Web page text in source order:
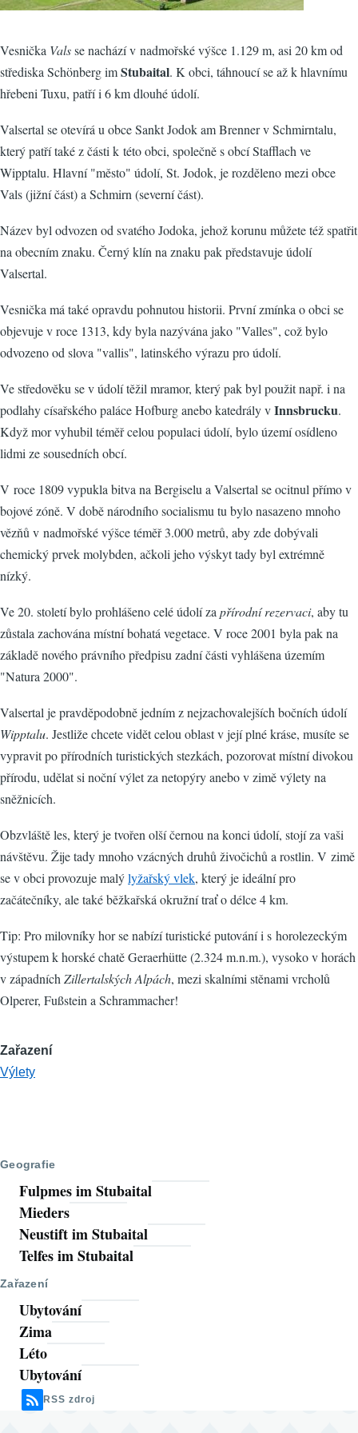
Vesnička Valsse nachází v nadmořské výšce 1.129 m, asi 20 km od
střediska Schönberg imStubaital. K obci, táhnoucí se až k hlavnímu
hřebeni Tuxu, patří i 6 km dlouhé údolí.
Valsertal se otevírá u obce Sankt Jodok am Brenner v Schmirntalu,
který patří také z části k této obci, společně s obcí Stafflach ve
Wipptalu. Hlavní "město" údolí, St. Jodok, je rozděleno mezi obce
Vals (jižní část) a Schmirn (severní část).
Název byl odvozen od svatého Jodoka, jehož korunu můžete též spatřit
na obecním znaku. Černý klín na znaku pak představuje údolí
Valsertal.
Vesnička má také opravdu pohnutou historii. První zmínka o obci se
objevuje v roce 1313, kdy byla nazývána jako "Valles", což bylo
odvozeno od slova "vallis", latinského výrazu pro údolí.
Ve středověku se v údolí těžil mramor, který pak byl použit např. i na
podlahy císařského paláce Hofburg anebo katedrály vInnsbrucku.
Když mor vyhubil téměř celou populaci údolí, bylo území osídleno
lidmi ze sousedních obcí.
V roce 1809 vypukla bitva na Bergiselu a Valsertal se ocitnul přímo v
bojové zóně. V době národního socialismu tu bylo nasazeno mnoho
vězňů v nadmořské výšce téměř 3.000 metrů, aby zde dobývali
chemický prvek molybden, ačkoli jeho výskyt tady byl extrémně
nízký.
Ve 20. století bylo prohlášeno celé údolí za přírodní rezervaci, aby tu
zůstala zachována místní bohatá vegetace. V roce 2001 byla pak na
základě nového právního předpisu zadní části vyhlášena územím
"Natura 2000".
Valsertal je pravděpodobně jedním z nejzachovalejších bočních údolí
Wipptalu. Jestliže chcete vidět celou oblast v její plné kráse, musíte se
vypravit po přírodních turistických stezkách, pozorovat místní divokou
přírodu, udělat si noční výlet za netopýry anebo v zimě výlety na
sněžnicích.
Obzvláště les, který je tvořen olší černou na konci údolí, stojí za vaši
návštěvu. Žije tady mnoho vzácných druhů živočichů a rostlin. V zimě
se v obci provozuje malýlyžařský vlek, který je ideální pro
začátečníky, ale také běžkařská okružní trať o délce 4 km.
Tip: Pro milovníky hor se nabízí turistické putování i s horolezeckým
výstupem k horské chatě Geraerhütte (2.324 m.n.m.), vysoko v horách
v západních Zillertalských Alpách, mezi skalními stěnami vrcholů
Olperer, Fußstein a Schrammacher!
Zařazení
Výlety
Geografie
Fulpmes im Stubaital
Mieders
Neustift im Stubaital
Telfes im Stubaital
Zařazení
Ubytování
Zima
Léto
Ubytování
RSS zdroj